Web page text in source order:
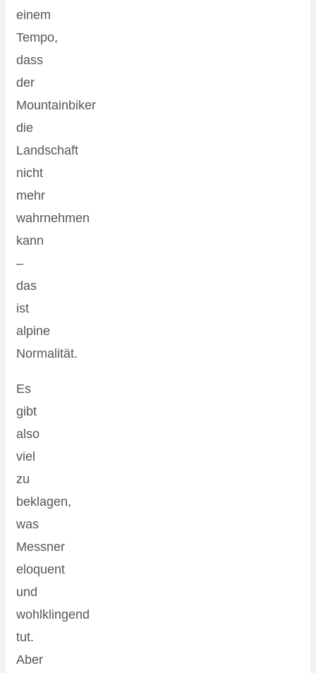
einem
Tempo,
dass
der
Mountainbiker
die
Landschaft
nicht
mehr
wahrnehmen
kann
–
das
ist
alpine
Normalität.
Es
gibt
also
viel
zu
beklagen,
was
Messner
eloquent
und
wohlklingend
tut.
Aber